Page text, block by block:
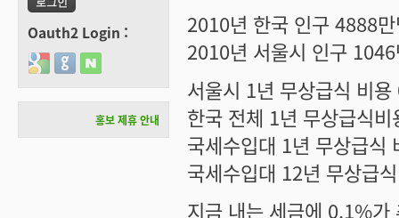
2010년 한국 인구 4888
2010년 서울시 인구
서울시 1년 무상급식 비
한국 전체 1년 무상급식
국세수입대 1년 무상급
국세수입대 12년 무상급
지금 내는 세금에 0.1%가
Oauth2 Login :
Login with Google
Login with GitHub
Login with Naver
홍보 제휴 안내